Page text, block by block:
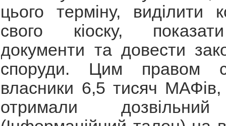
цього терміну, виділити
свого кіоску,
документи та довести
споруди. Цим правом
власники 6,5 тисяч МАФів,
отримали